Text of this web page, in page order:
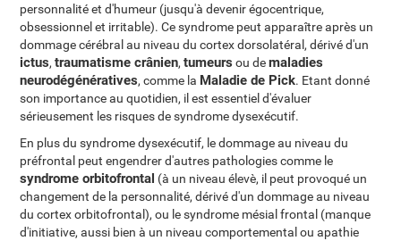
personnalité et d'humeur (jusqu'à devenir égocentrique,
obsessionnel et irritable). Ce syndrome peut apparaître après un
dommage cérébral au niveau du cortex dorsolatéral, dérivé d'un
ictus,traumatisme crânien,tumeurs ou demaladies
neurodégénératives, comme la Maladie de Pick. Etant donné
son importance au quotidien, il est essentiel d'évaluer
sérieusement les risques de syndrome dysexécutif.
En plus du syndrome dysexécutif, le dommage au niveau du
préfrontal peut engendrer d'autres pathologies comme le
syndrome orbitofrontal (à un niveau élevè, il peut provoqué un
changement de la personnalité, dérivé d'un dommage au niveau
du cortex orbitofrontal), ou le syndrome mésial frontal (manque
d'initiative, aussi bien à un niveau comportemental ou apathie